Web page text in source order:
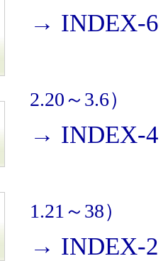
→ INDEX-6
2.20～3.6）
→ INDEX-4
1.21～38）
→ INDEX-2